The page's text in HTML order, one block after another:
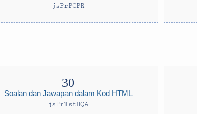
jsPrPCPR
Soalan dan Jawapan dalam Kod HTML
jsPrTstHQA